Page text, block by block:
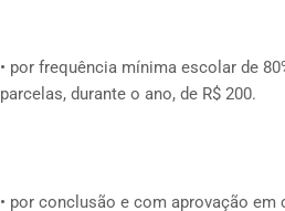
• por frequência mínima escolar de
parcelas, durante o ano, de R$ 200.
• por conclusão e com aprovação